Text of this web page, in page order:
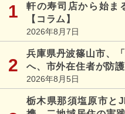
軒の寿司店から始ま
【コラム】
2026年8月7日
兵庫県丹波篠山市、
へ、市外在住者が防
2026年8月5日
栃木県那須塩原市と